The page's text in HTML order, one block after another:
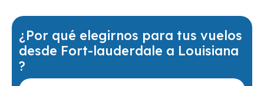
¿Por qué elegirnos para tus vuelos
desde Fort-lauderdale a Louisiana
?